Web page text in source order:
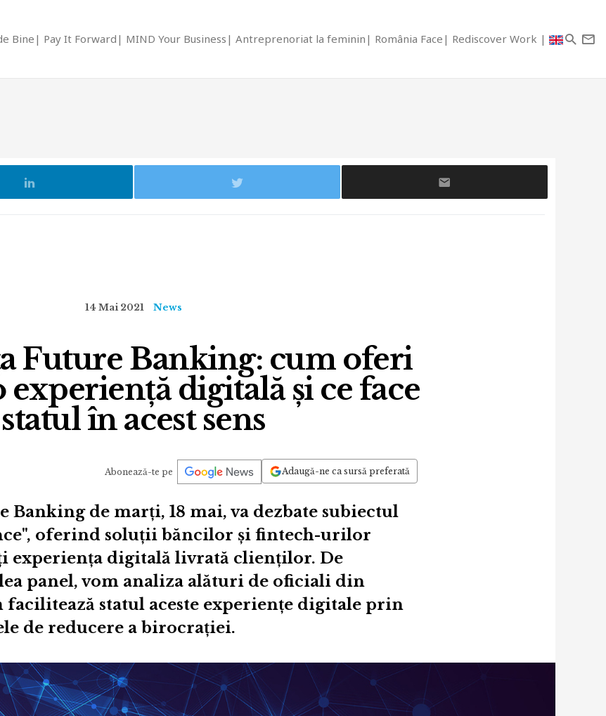
Bine Pay It Forward MIND Your Business Antreprenoriat la feminin România Face Rediscover Work
14 Mai 2021
News
Future Banking: cum oferi
digitală și ce face
statul în acest sens
Abonează-te pe Adaugă-ne ca sursă preferată
de marți, 18 mai, va dezbate subiectul
oferind soluții băncilor și fintech-urilor
experiența digitală livrată clienților. De
panel, vom analiza alături de oficiali din
facilitează statul aceste experiențe digitale prin
de reducere a birocrației.